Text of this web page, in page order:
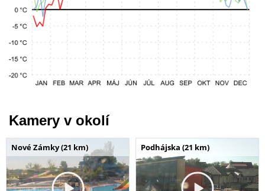
Kamery v okolí
Nové Zámky (21 km) Podhájska (21 km)